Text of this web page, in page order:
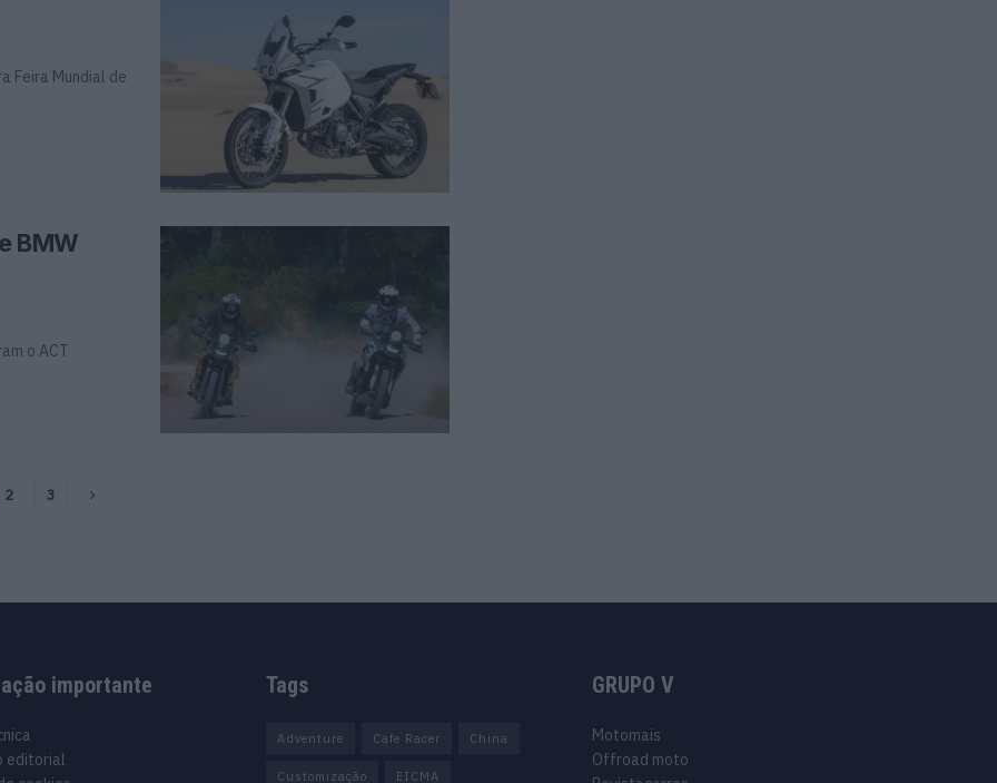
Feira Mundial de
BMW
o ACT
2 3
importante
editorial
Tags
Adventure Cafe Racer China
Customização EICMA
GRUPO V
Motomais
Offroad moto